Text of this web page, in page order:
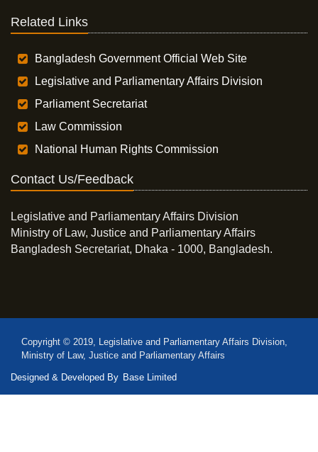
Related Links
Bangladesh Government Official Web Site
Legislative and Parliamentary Affairs Division
Parliament Secretariat
Law Commission
National Human Rights Commission
Contact Us/Feedback
Legislative and Parliamentary Affairs Division
Ministry of Law, Justice and Parliamentary Affairs
Bangladesh Secretariat, Dhaka - 1000, Bangladesh.
Copyright © 2019, Legislative and Parliamentary Affairs Division,
Ministry of Law, Justice and Parliamentary Affairs
Designed & Developed By Base Limited